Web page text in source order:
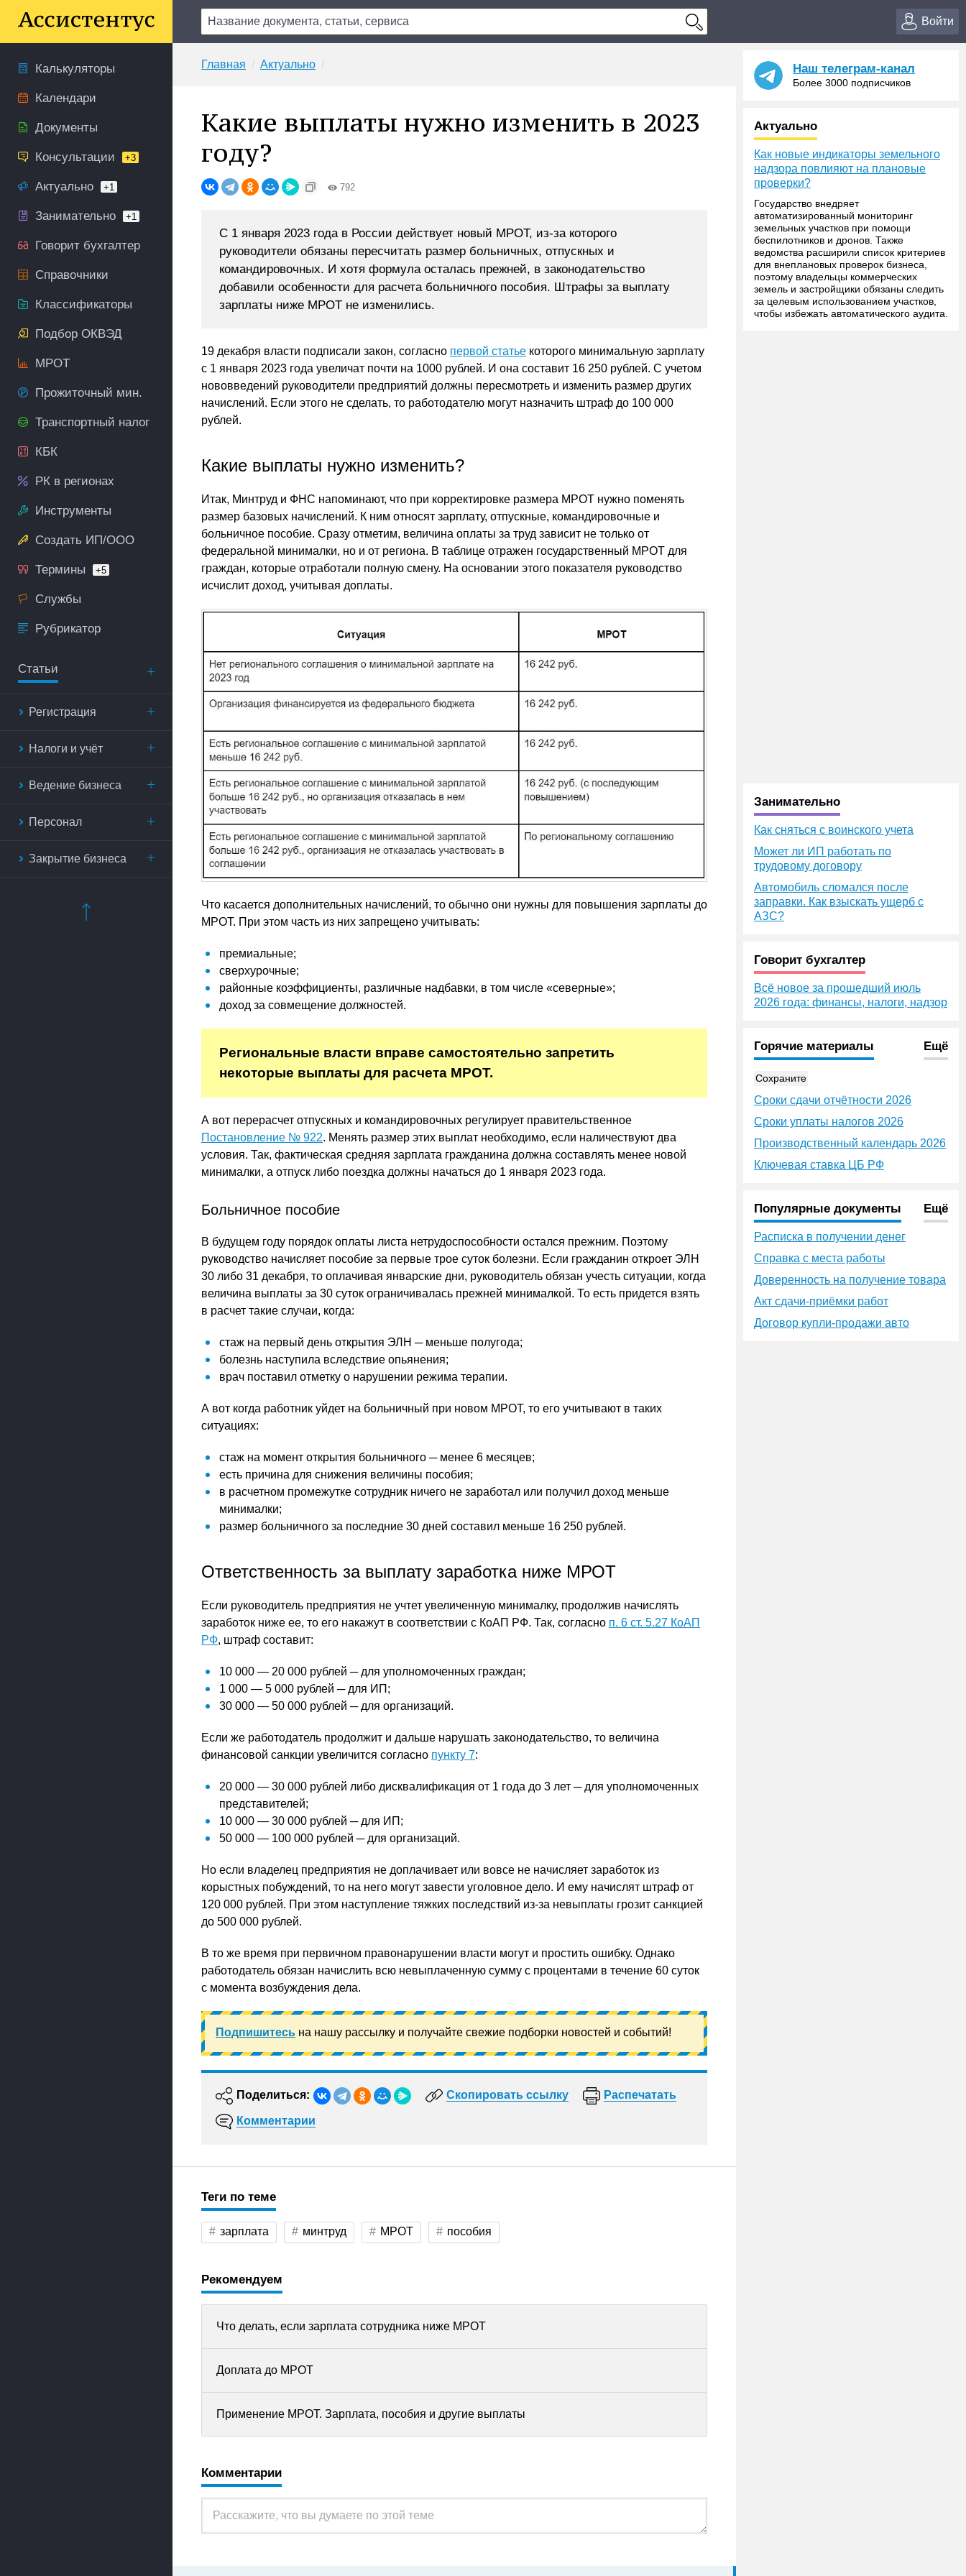
Войти
Калькуляторы
Календари
Документы
Консультации +3
Актуально +1
Занимательно +1
Говорит бухгалтер
Справочники
Классификаторы
Подбор ОКВЭД
МРОТ
Прожиточный мин.
Транспортный налог
КБК
РК в регионах
Инструменты
Создать ИП/ООО
Термины +5
Службы
Рубрикатор
Статьи
Регистрация
Налоги и учёт
Ведение бизнеса
Персонал
Закрытие бизнеса
Главная Актуально
Какие выплаты нужно изменить в 2023
году?
792
С 1 января 2023 года в России действует новый МРОТ, из-за которого
руководители обязаны пересчитать размер больничных, отпускных и
командировочных. И хотя формула осталась прежней, в законодательство
добавили особенности для расчета больничного пособия. Штрафы за выплату
зарплаты ниже МРОТ не изменились.
19 декабря власти подписали закон, согласно первой статье которого минимальную зарплату
с 1 января 2023 года увеличат почти на 1000 рублей. И она составит 16 250 рублей. С учетом
нововведений руководители предприятий должны пересмотреть и изменить размер других
начислений. Если этого не сделать, то работодателю могут назначить штраф до 100 000
рублей.
Какие выплаты нужно изменить?
Итак, Минтруд и ФНС напоминают, что при корректировке размера МРОТ нужно поменять
размер базовых начислений. К ним относят зарплату, отпускные, командировочные и
больничное пособие. Сразу отметим, величина оплаты за труд зависит не только от
федеральной минималки, но и от региона. В таблице отражен государственный МРОТ для
граждан, которые отработали полную смену. На основании этого показателя руководство
исчислит доход, учитывая доплаты.
Что касается дополнительных начислений, то обычно они нужны для повышения зарплаты до
МРОТ. При этом часть из них запрещено учитывать:
премиальные;
сверхурочные;
районные коэффициенты, различные надбавки, в том числе «северные»;
доход за совмещение должностей.
Региональные власти вправе самостоятельно запретить
некоторые выплаты для расчета МРОТ.
А вот перерасчет отпускных и командировочных регулирует правительственное
Постановление № 922. Менять размер этих выплат необходимо, если наличествуют два
условия. Так, фактическая средняя зарплата гражданина должна составлять менее новой
минималки, а отпуск либо поездка должны начаться до 1 января 2023 года.
Больничное пособие
В будущем году порядок оплаты листа нетрудоспособности остался прежним. Поэтому
руководство начисляет пособие за первые трое суток болезни. Если гражданин откроет ЭЛН
30 либо 31 декабря, то оплачивая январские дни, руководитель обязан учесть ситуации, когда
величина выплаты за 30 суток ограничивалась прежней минималкой. То есть придется взять
в расчет такие случаи, когда:
стаж на первый день открытия ЭЛН ─ меньше полугода;
болезнь наступила вследствие опьянения;
врач поставил отметку о нарушении режима терапии.
А вот когда работник уйдет на больничный при новом МРОТ, то его учитывают в таких
ситуациях:
стаж на момент открытия больничного ─ менее 6 месяцев;
есть причина для снижения величины пособия;
в расчетном промежутке сотрудник ничего не заработал или получил доход меньше
минималки;
размер больничного за последние 30 дней составил меньше 16 250 рублей.
Ответственность за выплату заработка ниже МРОТ
Если руководитель предприятия не учтет увеличенную минималку, продолжив начислять
заработок ниже ее, то его накажут в соответствии с КоАП РФ. Так, согласно п. 6 ст. 5.27 КоАП
РФ, штраф составит:
10 000 — 20 000 рублей ─ для уполномоченных граждан;
1 000 — 5 000 рублей ─ для ИП;
30 000 — 50 000 рублей ─ для организаций.
Если же работодатель продолжит и дальше нарушать законодательство, то величина
финансовой санкции увеличится согласно пункту 7:
20 000 — 30 000 рублей либо дисквалификация от 1 года до 3 лет ─ для уполномоченных
представителей;
10 000 — 30 000 рублей ─ для ИП;
50 000 — 100 000 рублей ─ для организаций.
Но если владелец предприятия не доплачивает или вовсе не начисляет заработок из
корыстных побуждений, то на него могут завести уголовное дело. И ему начислят штраф от
120 000 рублей. При этом наступление тяжких последствий из-за невыплаты грозит санкцией
до 500 000 рублей.
В то же время при первичном правонарушении власти могут и простить ошибку. Однако
работодатель обязан начислить всю невыплаченную сумму с процентами в течение 60 суток
с момента возбуждения дела.
Подпишитесь на нашу рассылку и получайте свежие подборки новостей и событий!
Поделиться: Скопировать ссылку Распечатать
Комментарии
Теги по теме
зарплата минтруд МРОТ пособия
Рекомендуем
Что делать, если зарплата сотрудника ниже МРОТ
Доплата до МРОТ
Применение МРОТ. Зарплата, пособия и другие выплаты
Комментарии
Наш телеграм-канал
Более 3000 подписчиков
Актуально
Как новые индикаторы земельного
надзора повлияют на плановые
проверки?
Государство внедряет
автоматизированный мониторинг
земельных участков при помощи
беспилотников и дронов. Также
ведомства расширили список критериев
для внеплановых проверок бизнеса,
поэтому владельцы коммерческих
земель и застройщики обязаны следить
за целевым использованием участков,
чтобы избежать автоматического аудита.
Занимательно
Как сняться с воинского учета
Может ли ИП работать по
трудовому договору
Автомобиль сломался после
заправки. Как взыскать ущерб с
АЗС?
Говорит бухгалтер
Всё новое за прошедший июль
2026 года: финансы, налоги, надзор
Горячие материалы Ещё
Сохраните
Сроки сдачи отчётности 2026
Сроки уплаты налогов 2026
Производственный календарь 2026
Ключевая ставка ЦБ РФ
Популярные документы Ещё
Расписка в получении денег
Справка с места работы
Доверенность на получение товара
Акт сдачи-приёмки работ
Договор купли-продажи авто